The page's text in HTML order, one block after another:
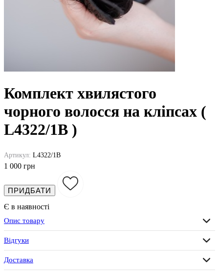
Комплект хвилястого
чорного волосся на кліпсах (
L4322/1B )
Артикул: L4322/1B
1 000 грн
ПРИДБАТИ
Є в наявності
Опис товару
Відгуки
Доставка